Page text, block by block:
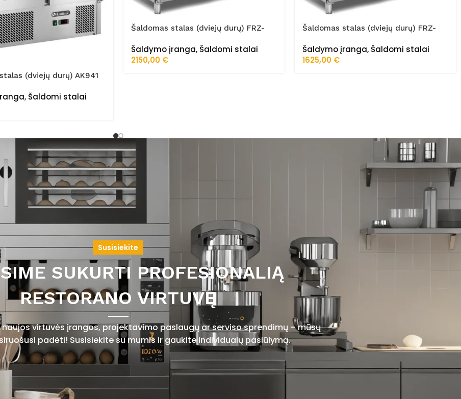
(dviejų durų) AK941
, Šaldomi stalai
Šaldomas stalas (dviejų durų) FRZ-
Šaldymo įranga, Šaldomi stalai
2150,00 €
Šaldomas stalas (dviejų durų) FRZ-
Šaldymo įranga, Šaldomi stalai
1625,00 €
Susisiekite
SUKURTI PROFESIONALIĄ
RESTORANO VIRTUVĘ
virtuvės įrangos, projektavimo paslaugų ar serviso sprendimų – mūsų
padėti! Susisiekite su mumis ir gaukite individualų pasiūlymą.